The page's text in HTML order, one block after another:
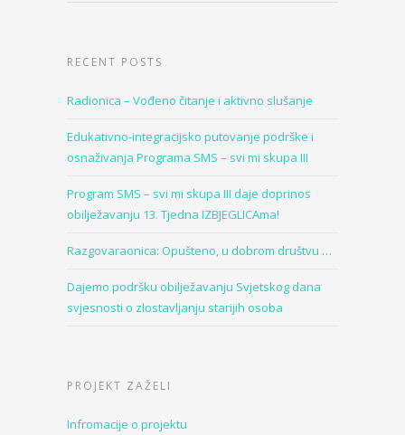
RECENT POSTS
Radionica – Vođeno čitanje i aktivno slušanje
Edukativno-integracijsko putovanje podrške i
osnaživanja Programa SMS – svi mi skupa III
Program SMS – svi mi skupa III daje doprinos
obilježavanju 13. Tjedna IZBJEGLICAma!
Razgovaraonica: Opušteno, u dobrom društvu …
Dajemo podršku obilježavanju Svjetskog dana
svjesnosti o zlostavljanju starijih osoba
PROJEKT ZAŽELI
Infromacije o projektu